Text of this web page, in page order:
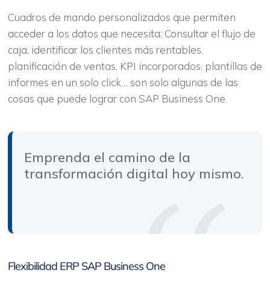
Cuadros de mando personalizados que permiten
acceder a los datos que necesita: Consultar el flujo de
caja, identificar los clientes más rentables,
planificación de ventas, KPI incorporados, plantillas de
informes en un solo click… son solo algunas de las
cosas que puede lograr con SAP Business One.
Emprenda el camino de la
transformación digital hoy mismo.
Flexibilidad ERP SAP Business One